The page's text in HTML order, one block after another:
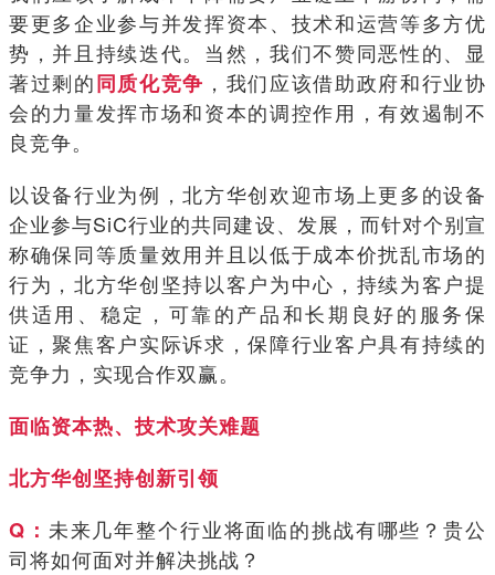
要更多企业参与并发挥资本、技术和运营等多方优
势，并且持续迭代。当然，我们不赞同恶性的、显
著过剩的同质化竞争 ，我们应该借助政府和行业协
会的力量发挥市场和资本的调控作用，有效遏制不
良竞争。
以设备行业为例，北方华创欢迎市场上更多的设备
企业参与SiC行业的共同建设、发展，而针对个别宣
称确保同等质量效用并且以低于成本价扰乱市场的
行为，北方华创坚持以客户为中心，持续为客户提
供适用、稳定，可靠的产品和长期良好的服务保
证，聚焦客户实际诉求，保障行业客户具有持续的
竞争力，实现合作双赢。
面临资本热、技术攻关难题
北方华创坚持创新引领
Q： 未来几年整个行业将面临的挑战有哪些？贵公
司将如何面对并解决挑战？